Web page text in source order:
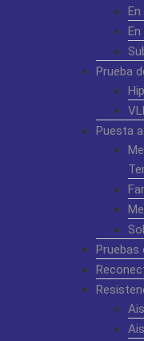
En
Prueba
Puesta
Pruebas